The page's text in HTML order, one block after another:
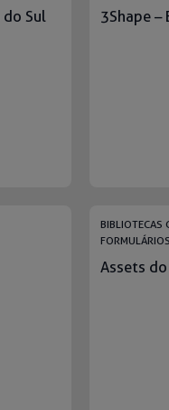
todos
do Sul 3Shape –
BIBLIOTECAS
Assets